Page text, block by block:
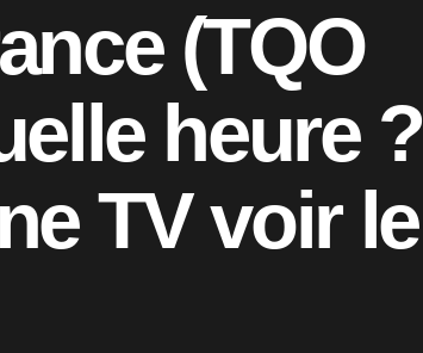
(TQO
heure ?
TV voir le